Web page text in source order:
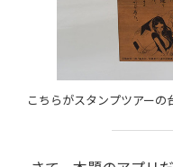
こちらがスタンプツアー